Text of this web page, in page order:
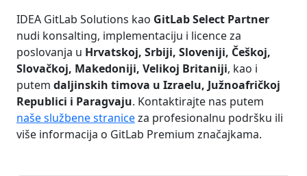
IDEA GitLab Solutions kao GitLab Select Partner
nudi konsalting, implementaciju i licence za
poslovanja u Hrvatskoj, Srbiji, Sloveniji, Češkoj,
Slovačkoj, Makedoniji, Velikoj Britaniji, kao i
putem daljinskih timova u Izraelu, Južnoafričkoj
Republici i Paragvaju. Kontaktirajte nas putem
naše službene straniceza profesionalnu podršku ili
više informacija o GitLab Premium značajkama.